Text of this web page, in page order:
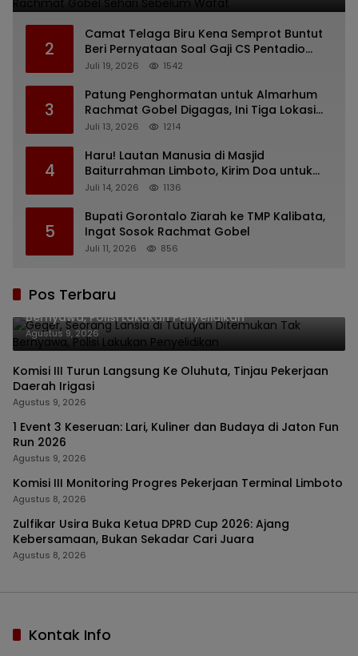
2
Camat Telaga Biru Kena Semprot Buntut
Beri Pernyataan Soal Gaji CS Pentadio
Barat yang Nunggak
Juli 19, 2026 1542
3
Patung Penghormatan untuk Almarhum
Rachmat Gobel Digagas, Ini Tiga Lokasi
yang Diusulkan
Juli 13, 2026 1214
4
Haru! Lautan Manusia di Masjid
Baiturrahman Limboto, Kirim Doa untuk
Almarhum Rachmat Gobel
Juli 14, 2026 1136
5
Bupati Gorontalo Ziarah ke TMP Kalibata,
Ingat Sosok Rachmat Gobel
Juli 11, 2026 856
Pos Terbaru
Geger, Seorang Lansia di Tutuyan Ditemukan Tak
Bernyawa, Polisi Lakukan Penyelidikan
Agustus 9, 2026
Komisi III Turun Langsung Ke Oluhuta, Tinjau Pekerjaan
Daerah Irigasi
Agustus 9, 2026
1 Event 3 Keseruan: Lari, Kuliner dan Budaya di Jaton Fun
Run 2026
Agustus 9, 2026
Komisi III Monitoring Progres Pekerjaan Terminal Limboto
Agustus 8, 2026
Zulfikar Usira Buka Ketua DPRD Cup 2026: Ajang
Kebersamaan, Bukan Sekadar Cari Juara
Agustus 8, 2026
Kontak Info